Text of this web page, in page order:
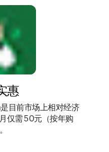
惠
目前市场上相对经济
仅需 50元（按年购